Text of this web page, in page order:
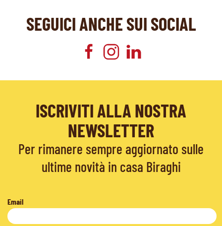
SEGUICI ANCHE SUI SOCIAL
ISCRIVITI ALLA NOSTRA
NEWSLETTER
Per rimanere sempre aggiornato sulle
ultime novità in casa Biraghi
Email